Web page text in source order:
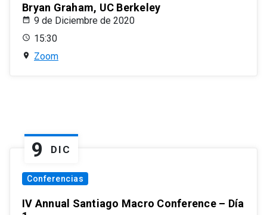
Bryan Graham, UC Berkeley
9 de Diciembre de 2020
15:30
Zoom
9 DIC
Conferencias
IV Annual Santiago Macro Conference – Día